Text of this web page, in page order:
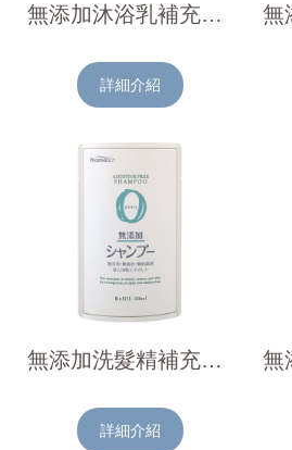
無添加沐浴乳補充包450ml
詳細介紹
無
無添加洗髮精補充包450ml
詳細介紹
無